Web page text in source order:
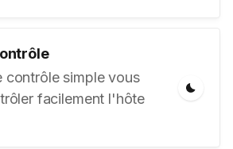
contrôle simple vous
facilement l'hôte